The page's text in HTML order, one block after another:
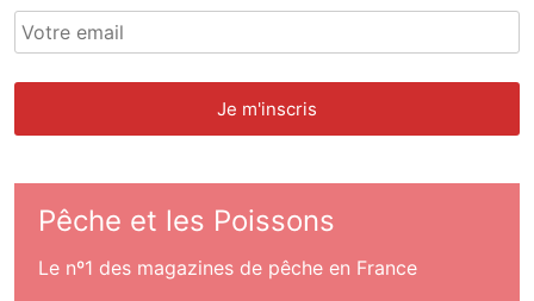
Pêche et les Poissons
Le nº1 des magazines de pêche en France